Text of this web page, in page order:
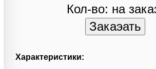
Кол-во: на
Характеристики: